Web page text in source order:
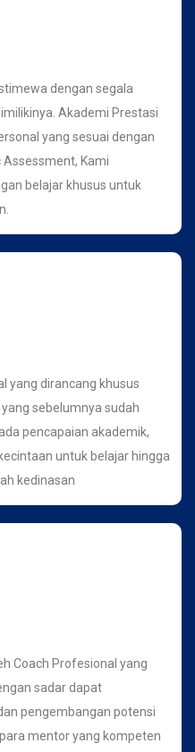
dengan segala
Akademi Prestasi
yang sesuai dengan
Assessment, Kami
belajar khusus untuk
yang dirancang khusus
sebelumnya sudah
pencapaian akademik,
untuk belajar hingga
kedinasan
Coach Profesional yang
sadar dapat
pengembangan potensi
mentor yang kompeten